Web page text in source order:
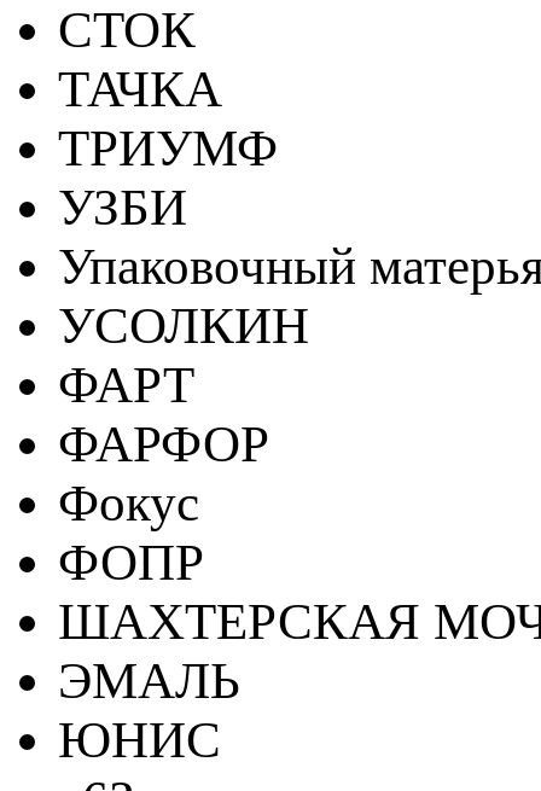
СТОК
ТАЧКА
ТРИУМФ
УЗБИ
Упаковочный
УСОЛКИН
ФАРТ
ФАРФОР
Фокус
ФОПР
ШАХТЕРСКАЯ
ЭМАЛЬ
ЮНИС